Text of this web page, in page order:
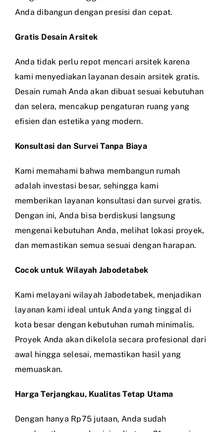
Anda dibangun dengan presisi dan cepat.
Gratis Desain Arsitek
Anda tidak perlu repot mencari arsitek karena
kami menyediakan layanan desain arsitek gratis.
Desain rumah Anda akan dibuat sesuai kebutuhan
dan selera, mencakup pengaturan ruang yang
efisien dan estetika yang modern.
Konsultasi dan Survei Tanpa Biaya
Kami memahami bahwa membangun rumah
adalah investasi besar, sehingga kami
memberikan layanan konsultasi dan survei gratis.
Dengan ini, Anda bisa berdiskusi langsung
mengenai kebutuhan Anda, melihat lokasi proyek,
dan memastikan semua sesuai dengan harapan.
Cocok untuk Wilayah Jabodetabek
Kami melayani wilayah Jabodetabek, menjadikan
layanan kami ideal untuk Anda yang tinggal di
kota besar dengan kebutuhan rumah minimalis.
Proyek Anda akan dikelola secara profesional dari
awal hingga selesai, memastikan hasil yang
memuaskan.
Harga Terjangkau, Kualitas Tetap Utama
Dengan hanya Rp75 jutaan, Anda sudah